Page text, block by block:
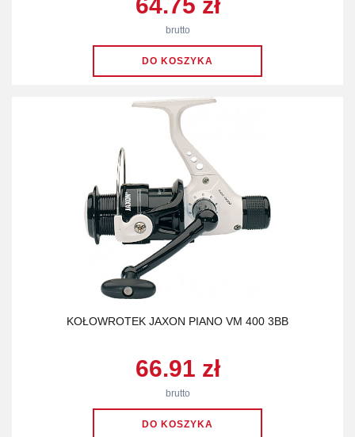
64.75 zł
brutto
KOŁOWROTEK JAXON PIANO VM 400 3BB
66.91 zł
brutto